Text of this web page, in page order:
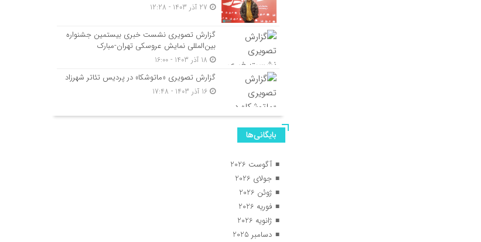
گزارش تصویری نشست خبری بیستمین جشنواره
بین‌المللی نمایش عروسکی تهران-مبارک
گزارش تصویری «ماتوشکا» در پردیس تئاتر شهرزاد
16 آذر 1403 - 17:48
بایگانی‌ها
آگوست 2026
جولای 2026
ژوئن 2026
فوریه 2026
ژانویه 2026
دسامبر 2025